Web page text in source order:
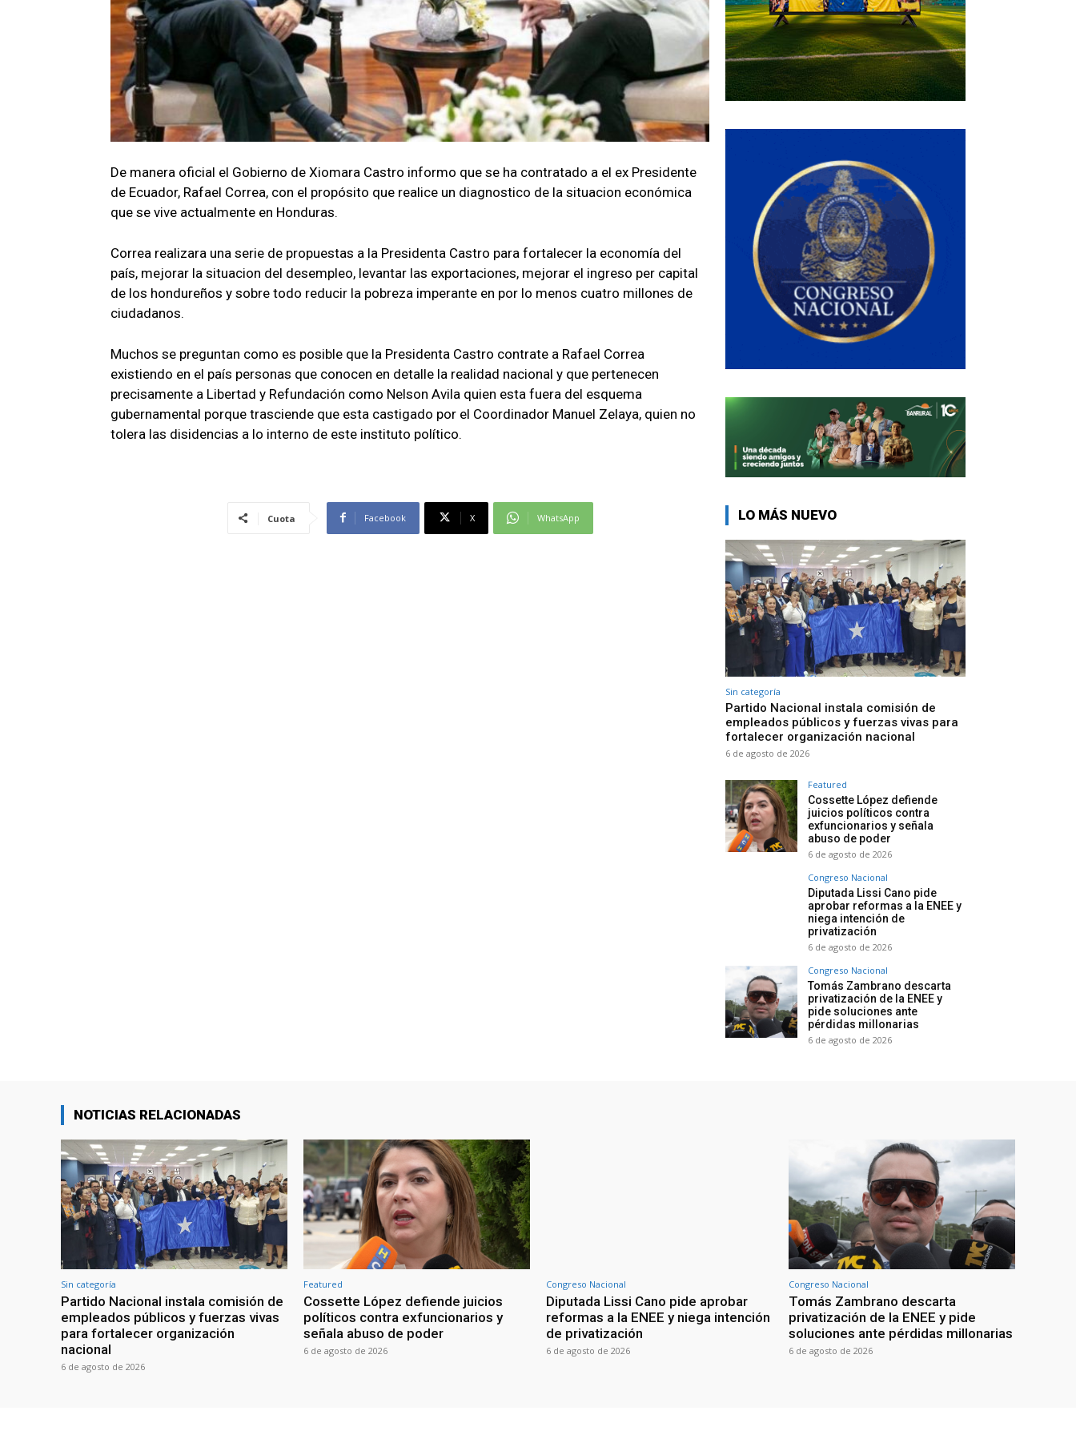
De manera oficial el Gobierno de Xiomara Castro informo que se ha contratado a el ex Presidente
de Ecuador, Rafael Correa, con el propósito que realice un diagnostico de la situacion económica
que se vive actualmente en Honduras.
Correa realizara una serie de propuestas a la Presidenta Castro para fortalecer la economía del
país, mejorar la situacion del desempleo, levantar las exportaciones, mejorar el ingreso per capital
de los hondureños y sobre todo reducir la pobreza imperante en por lo menos cuatro millones de
ciudadanos.
Muchos se preguntan como es posible que la Presidenta Castro contrate a Rafael Correa
existiendo en el país personas que conocen en detalle la realidad nacional y que pertenecen
precisamente a Libertad y Refundación como Nelson Avila quien esta fuera del esquema
gubernamental porque trasciende que esta castigado por el Coordinador Manuel Zelaya, quien no
tolera las disidencias a lo interno de este instituto político.
Cuota Facebook X WhatsApp LO MÁS NUEVO
Sin categoría
Partido Nacional instala comisión de
empleados públicos y fuerzas vivas para
fortalecer organización nacional
6 de agosto de 2026
Featured
Cossette López defiende
juicios políticos contra
exfuncionarios y señala
abuso de poder
6 de agosto de 2026
Congreso Nacional
Diputada Lissi Cano pide
aprobar reformas a la ENEE y
niega intención de
privatización
6 de agosto de 2026
Congreso Nacional
Tomás Zambrano descarta
privatización de la ENEE y
pide soluciones ante
pérdidas millonarias
6 de agosto de 2026
NOTICIAS RELACIONADAS
Sin categoría
Partido Nacional instala comisión de
empleados públicos y fuerzas vivas
para fortalecer organización
nacional
6 de agosto de 2026
Featured
Cossette López defiende juicios
políticos contra exfuncionarios y
señala abuso de poder
6 de agosto de 2026
Congreso Nacional
Diputada Lissi Cano pide aprobar
reformas a la ENEE y niega intención
de privatización
6 de agosto de 2026
Congreso Nacional
Tomás Zambrano descarta
privatización de la ENEE y pide
soluciones ante pérdidas millonarias
6 de agosto de 2026